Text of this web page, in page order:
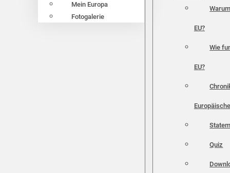
Mein Europa
Fotogalerie
EU?
Wie
EU?
Quiz